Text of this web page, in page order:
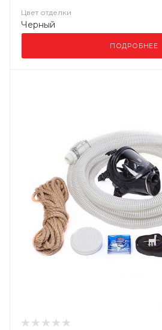
Цвет отделки
Черный
ПОДРОБНЕЕ